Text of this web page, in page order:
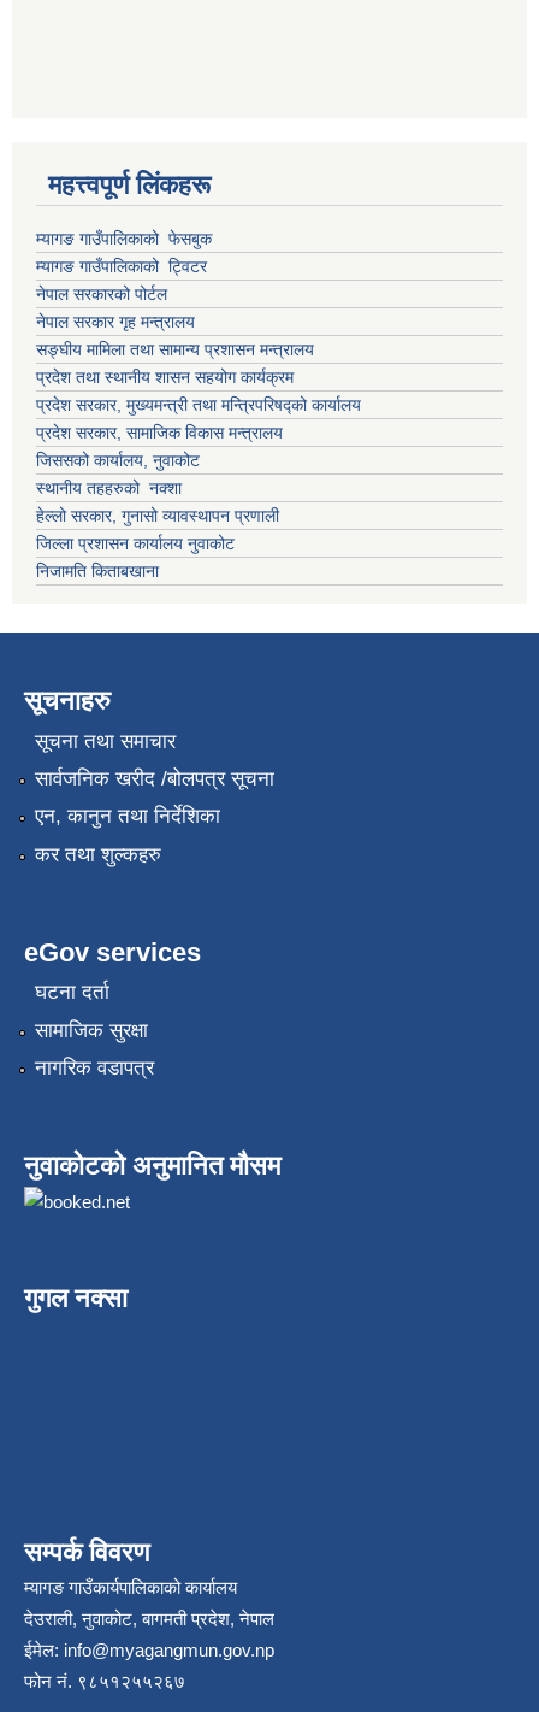
महत्त्वपूर्ण लिंकहरू
म्यागङ गाउँपालिकाको फेसबुक
म्यागङ गाउँपालिकाको ट्विटर
नेपाल सरकारको पोर्टल
नेपाल सरकार गृह मन्त्रालय
सङ्घीय मामिला तथा सामान्य प्रशासन मन्त्रालय
प्रदेश तथा स्थानीय शासन सहयोग कार्यक्रम
प्रदेश सरकार, मुख्यमन्त्री तथा मन्त्रिपरिषद्को कार्यालय
प्रदेश सरकार, सामाजिक विकास मन्त्रालय
जिससको कार्यालय, नुवाकोट
स्थानीय तहहरुको नक्शा
हेल्लो सरकार, गुनासो व्यावस्थापन प्रणाली
जिल्ला प्रशासन कार्यालय नुवाकोट
निजामति किताबखाना
सूचनाहरु
सूचना तथा समाचार
सार्वजनिक खरीद /बोलपत्र सूचना
एन, कानुन तथा निर्देशिका
कर तथा शुल्कहरु
eGov services
घटना दर्ता
सामाजिक सुरक्षा
नागरिक वडापत्र
नुवाकोटको अनुमानित मौसम
गुगल नक्सा
सम्पर्क विवरण
म्यागङ गाउँकार्यपालिकाको कार्यालय
देउराली, नुवाकोट, बागमती प्रदेश, नेपाल
ईमेल: info@myagangmun.gov.np
फोन नं. ९८५१२५५२६७